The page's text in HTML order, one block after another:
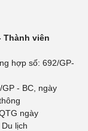
Thành viên
hợp số: 692/GP-
- BC, ngày
ngày
lịch